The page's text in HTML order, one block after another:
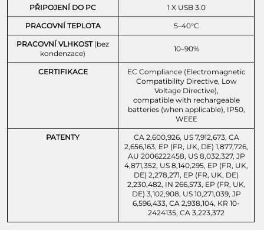
PŘIPOJENÍ DO PC 1 X USB 3.0
PRACOVNÍ TEPLOTA 5–40°C
PRACOVNÍ VLHKOST (bez
kondenzace)
10–90%
CERTIFIKACE
EC Compliance (Electromagnetic
Compatibility Directive, Low
Voltage Directive),
compatible with rechargeable
batteries (when applicable), IP50,
WEEE
PATENTY
CA 2,600,926, US 7,912,673, CA
2,656,163, EP (FR, UK, DE) 1,877,726,
AU 2006222458, US 8,032,327, JP
4,871,352, US 8,140,295, EP (FR, UK,
DE) 2,278,271, EP (FR, UK, DE)
2,230,482, IN 266,573, EP (FR, UK,
DE) 3,102,908, US 10,271,039, JP
6,596,433, CA 2,938,104, KR 10-
2424135, CA 3,223,372